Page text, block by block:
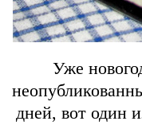
Уже
дней, вот один